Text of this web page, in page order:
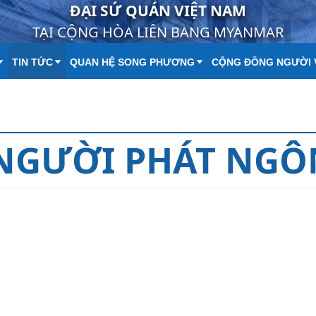
ĐẠI SỨ QUÁN VIỆT NAM
TẠI CỘNG HÒA LIÊN BANG MYANMAR
TIN TỨC QUAN HỆ SONG PHƯƠNG CỘNG ĐỒNG NGƯỜI
PHÁT